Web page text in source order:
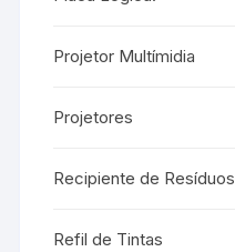
Projetor Multímidia
Projetores
Recipiente de Resíduos
Refil de Tintas